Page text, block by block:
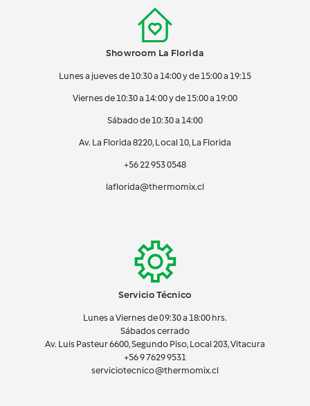
Showroom La Florida
Lunes a jueves de 10:30 a 14:00 y de 15:00 a 19:15
Viernes de 10:30 a 14:00 y de 15:00 a 19:00
Sábado de 10:30 a 14:00
Av. La Florida 8220, Local 10, La Florida
+56 22 953 0548
laflorida@thermomix.cl
Servicio Técnico
Lunes a Viernes de 09:30 a 18:00 hrs.
Sábados cerrado
Av. Luis Pasteur 6600, Segundo Piso, Local 203, Vitacura
+56 9 7629 9531
serviciotecnico@thermomix.cl